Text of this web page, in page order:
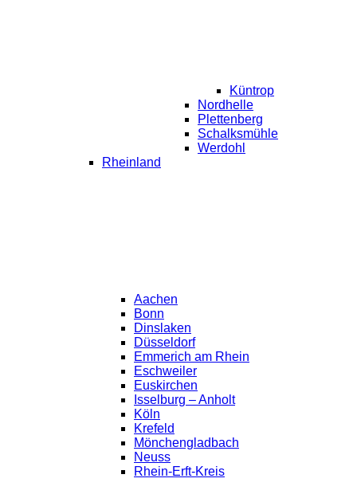
Küntrop
Nordhelle
Plettenberg
Schalksmühle
Werdohl
Rheinland
Aachen
Bonn
Dinslaken
Düsseldorf
Emmerich am Rhein
Eschweiler
Euskirchen
Isselburg – Anholt
Köln
Krefeld
Mönchengladbach
Neuss
Rhein-Erft-Kreis